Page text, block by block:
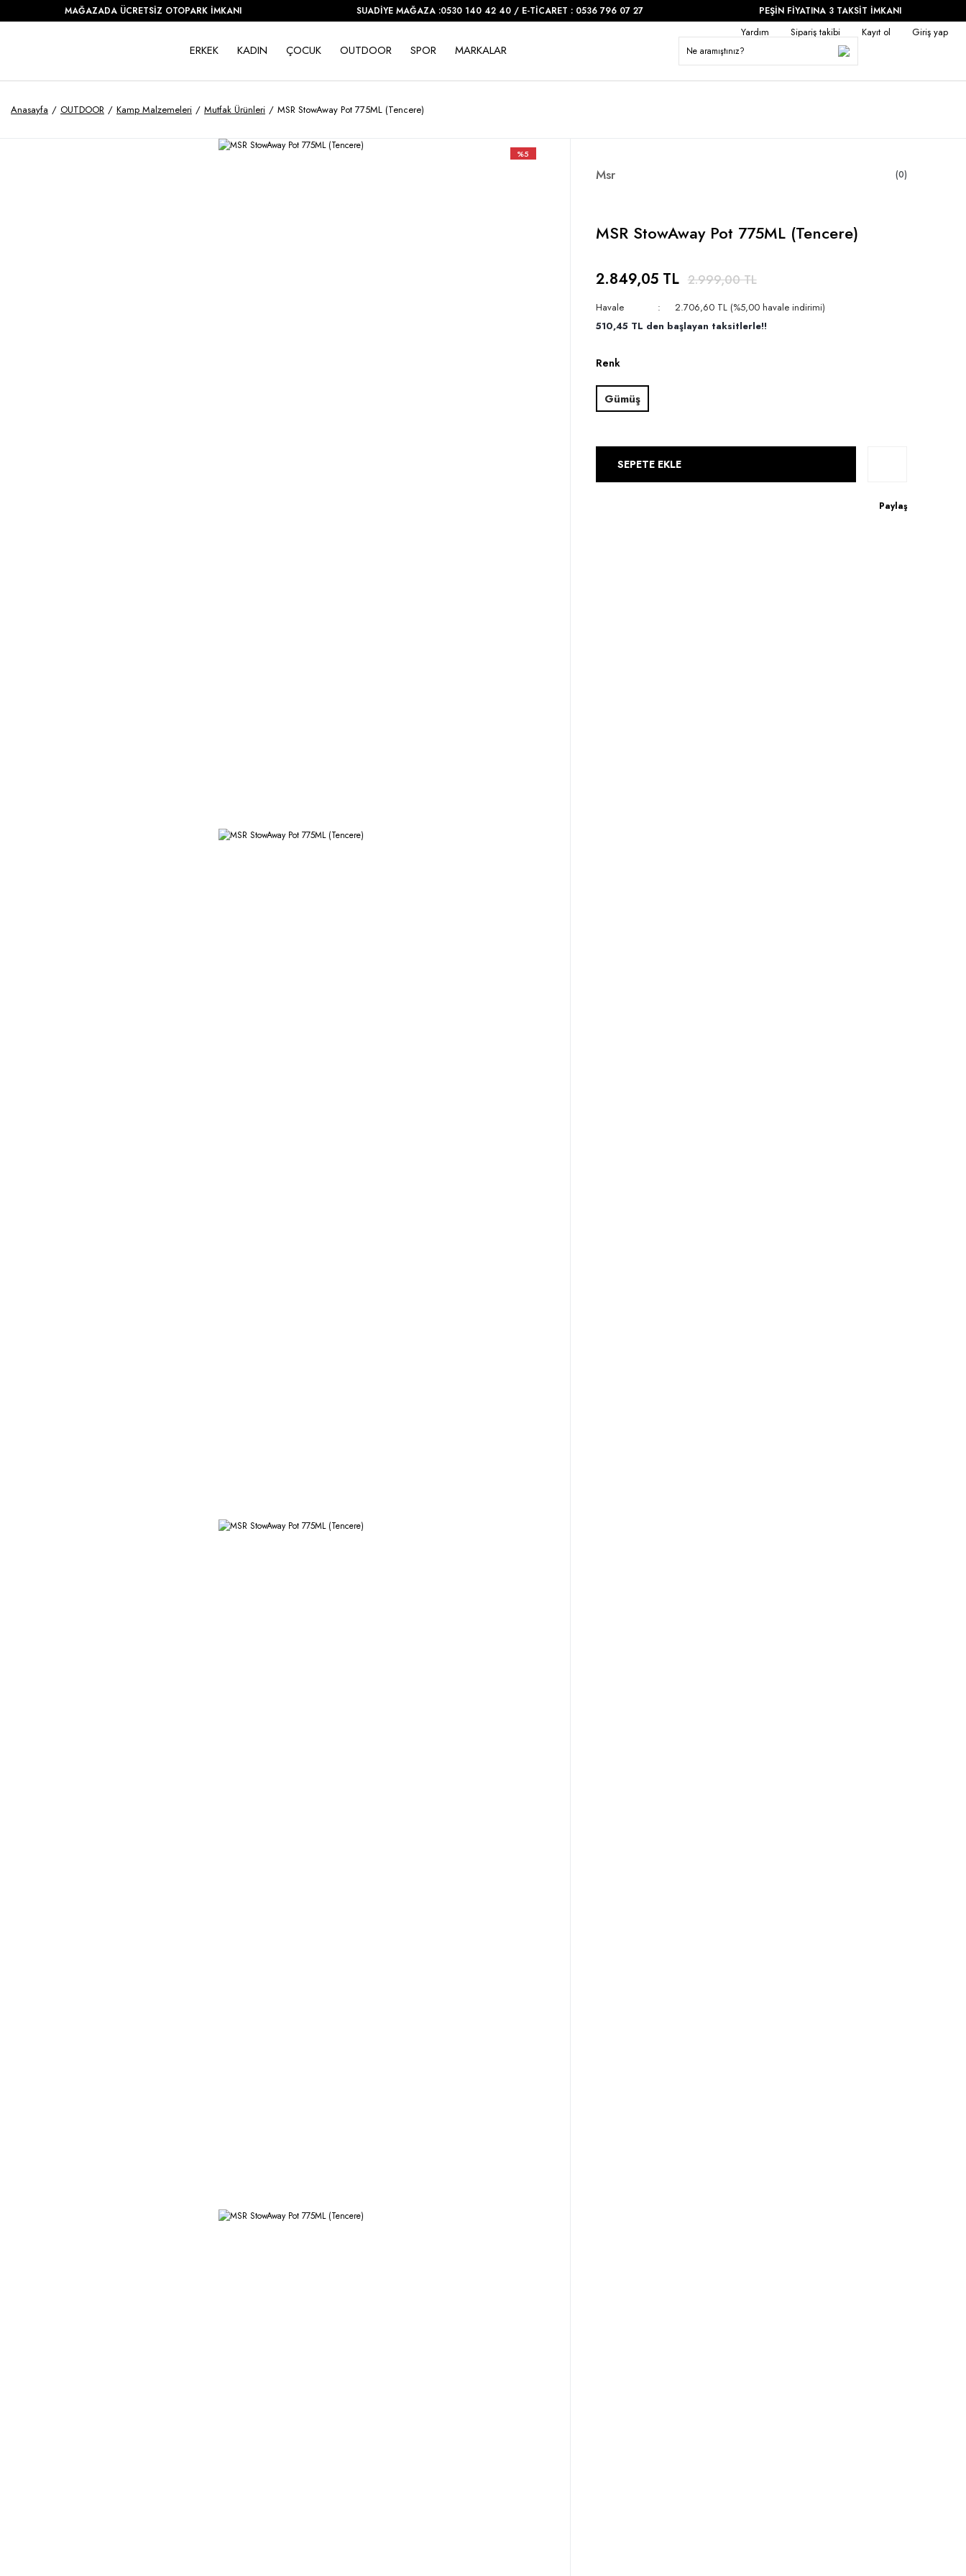
MAĞAZADA ÜCRETSİZ OTOPARK İMKANI SUADİYE MAĞAZA :0530 140 42 40 / E-TİCARET : 0536 796 07 27 PEŞİN FİYATINA 3 TAKSİT İMKANI
ERKEK KADIN ÇOCUK OUTDOOR SPOR MARKALAR
Yardım Sipariş takibi Kayıt ol Giriş yap
Anasayfa OUTDOOR Kamp Malzemeleri Mutfak Ürünleri MSR StowAway Pot 775ML (Tencere)
%5
Msr (0)
MSR StowAway Pot 775ML (Tencere)
2.849,05 TL 2.999,00 TL
Havale
2.706,60 TL (%5,00 havale indirimi)
510,45 TL den başlayan taksitlerle!!
Renk
Gümüş
SEPETE EKLE
Paylaş